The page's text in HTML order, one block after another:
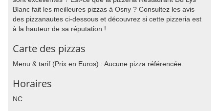
Blanc fait les meilleures pizzas à Osny ? Consultez les avis
des pizzanautes ci-dessous et découvrez si cette pizzeria est
à la hauteur de sa réputation !
Carte des pizzas
Menu & tarif (Prix en Euros) : Aucune pizza référencée.
Horaires
NC